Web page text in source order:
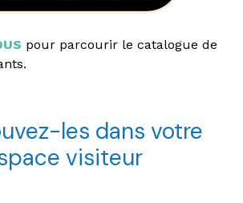
pour parcourir le catalogue de
les dans votre
visiteur